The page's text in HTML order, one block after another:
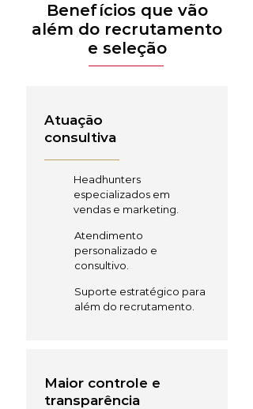
Benefícios que vão
além do recrutamento
e seleção
Atuação
consultiva
Headhunters
especializados em
vendas e marketing.
Atendimento
personalizado e
consultivo.
Suporte estratégico para
além do recrutamento.
Maior controle e
transparência